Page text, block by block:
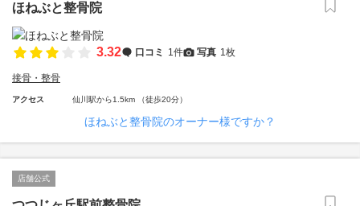
ほねぶと整骨院
3.32 口コミ 1件 写真 1枚
接骨・整骨
アクセス 仙川駅から1.5km （徒歩20分）
ほねぶと整骨院のオーナー様ですか？
店舗公式